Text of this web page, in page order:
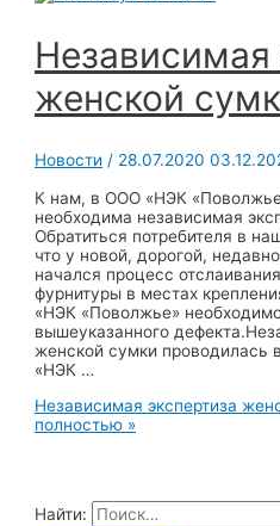
Независимая
женской
Новости / 28.07.2020
К нам, в ООО «НЭК
необходима независимая
Обратиться потребителя в
что у новой, дорогой,
начался процесс
фурнитуры в местах
«НЭК «Поволжье»
вышеуказанного
женской сумки
«НЭК …
Независимая экспертиза
полностью »
Найти: